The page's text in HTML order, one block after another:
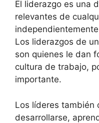
El liderazgo es una
relevantes de
Los liderazgos de
son quienes le dan
cultura de trabajo,
importante.
Los líderes también
desarrollarse,